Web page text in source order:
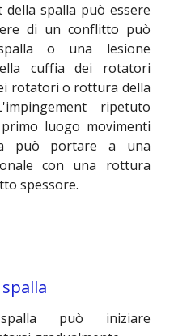
della spalla può essere
di un conflitto può
o una lesione
cuffia dei rotatori
rotatori o rottura della
ripetuto
luogo movimenti
può portare a una
con una rottura
spessore.
può iniziare